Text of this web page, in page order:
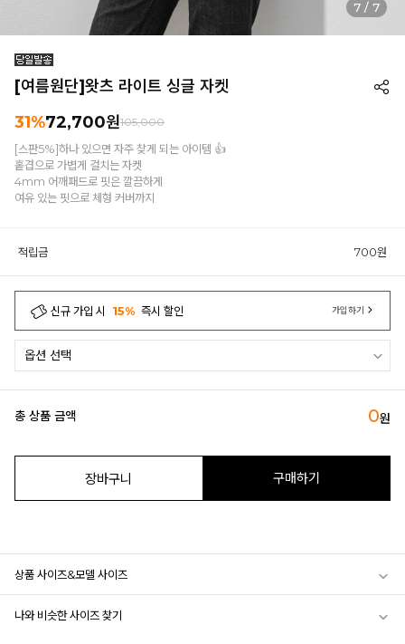
7 / 7
[여름원단]왓츠 라이트 싱글 자켓
31%72,700원105,000
[스판5%]하나 있으면 자주 찾게 되는 아이템 👍
홑겹으로 가볍게 걸치는 자켓
4mm 어깨패드로 핏은 깔끔하게
여유 있는 핏으로 체형 커버까지
적립금 700원
신규 가입 시 15% 즉시 할인 가입하기
총 상품 금액 0원
장바구니 구매하기
상품 사이즈&모델 사이즈
나와 비슷한 사이즈 찾기